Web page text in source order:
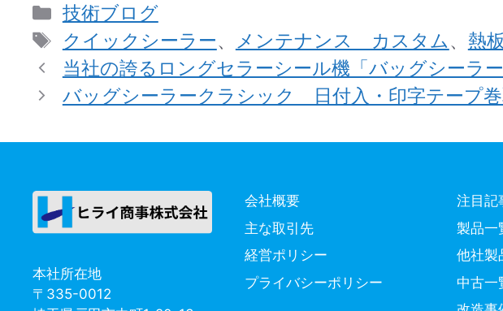
カ
テ
ゴ
リ
技術ブログ
タ
グ
クイックシーラー、 メンテナンス カスタム、 熱
当社の誇るロングセラーシール機「バッグシーラ
バッグシーラークラシック 日付入・印字テープ巻
本社所在地
〒335-0012
会社概要
主な取引先
経営ポリシー
プライバシーポリシー
注目記
製品一
他社製
中古一